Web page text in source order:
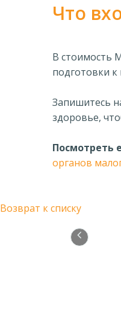
Что
В стоимость
подготовки
Запишитесь
здоровье,
Посмотреть
органов
Возврат к списку